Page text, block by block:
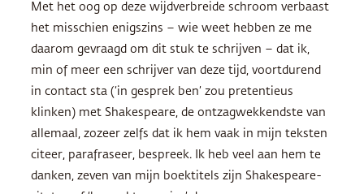
Met het oog op deze wijdverbreide schroom verbaast
het misschien enigszins – wie weet hebben ze me
daarom gevraagd om dit stuk te schrijven – dat ik,
min of meer een schrijver van deze tijd, voortdurend
in contact sta (‘in gesprek ben’ zou pretentieus
klinken) met Shakespeare, de ontzagwekkendste van
allemaal, zozeer zelfs dat ik hem vaak in mijn teksten
citeer, parafraseer, bespreek. Ik heb veel aan hem te
danken, zeven van mijn boektitels zijn Shakespeare-